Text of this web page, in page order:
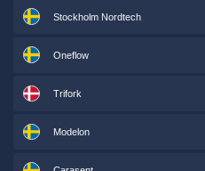
Stockholm Nordtech
Oneflow
Trifork
Modelon